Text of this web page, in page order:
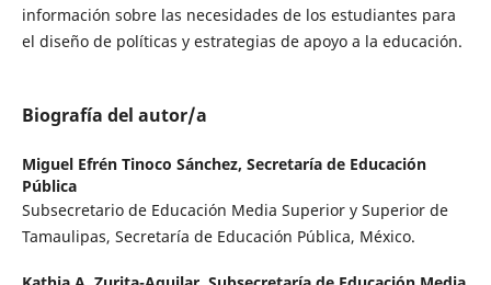
información sobre las necesidades de los estudiantes para
el diseño de políticas y estrategias de apoyo a la educación.
Biografía del autor/a
Miguel Efrén Tinoco Sánchez, Secretaría de Educación
Pública
Subsecretario de Educación Media Superior y Superior de
Tamaulipas, Secretaría de Educación Pública, México.